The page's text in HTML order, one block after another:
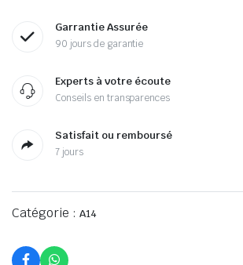
Garrantie Assurée
90 jours de garantie
Experts à votre écoute
Conseils en transparences
Satisfait ou remboursé
7 jours
Catégorie : A14